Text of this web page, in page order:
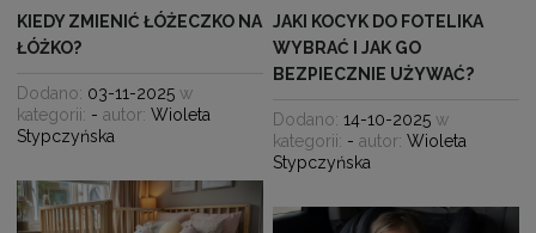
KIEDY ZMIENIĆ ŁÓŻECZKO NA
ŁÓŻKO?
Dodano: 03-11-2025 w
kategorii: - autor:Wioleta
Stypczyńska
JAKI KOCYK DO FOTELIKA
WYBRAĆ I JAK GO
BEZPIECZNIE UŻYWAĆ?
Dodano:14-10-2025 w
kategorii: - autor:Wioleta
Stypczyńska